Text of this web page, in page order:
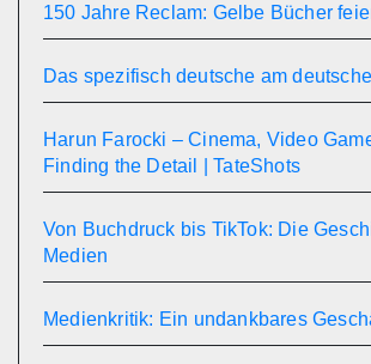
150 Jahre Reclam: Gelbe Bücher
Das spezifisch deutsche am
Harun Farocki – Cinema, Video
Finding the Detail | TateShots
Von Buchdruck bis TikTok: Die
Medien
Medienkritik: Ein undankbares